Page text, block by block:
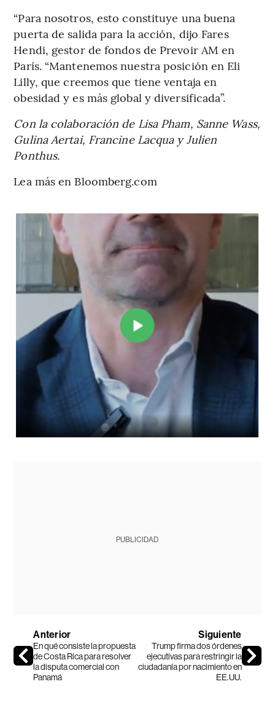
“Para nosotros, esto constituye una buena
puerta de salida para la acción, dijo Fares
Hendi, gestor de fondos de Prevoir AM en
París. “Mantenemos nuestra posición en Eli
Lilly, que creemos que tiene ventaja en
obesidad y es más global y diversificada”.
Con la colaboración de Lisa Pham, Sanne Wass,
Gulina Aertai, Francine Lacqua y Julien
Ponthus.
Lea más en Bloomberg.com
PUBLICIDAD
Anterior
En qué consiste la propuesta
de Costa Rica para resolver
la disputa comercial con
Panamá
Siguiente
Trump firma dos órdenes
ejecutivas para restringir la
ciudadanía por nacimiento en
EE.UU.